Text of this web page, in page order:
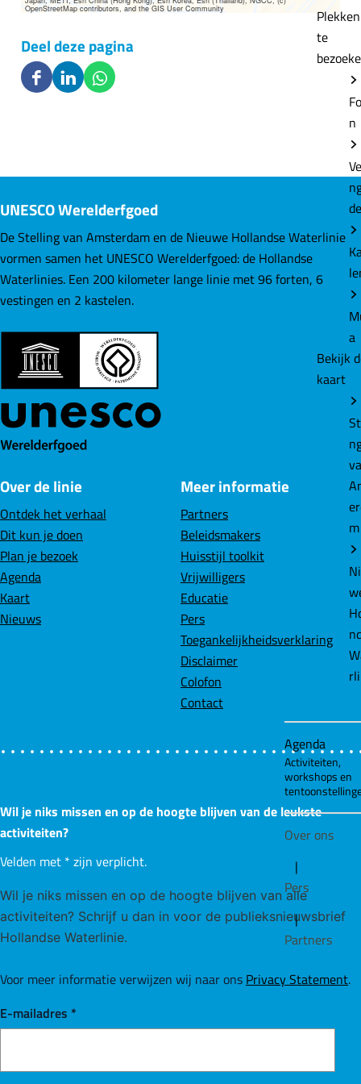
te
n
a
Bekijk
kaart
m
Agenda
Activiteiten,
workshops en
Over ons
|
Pers
|
Partners
OpenStreetMap contributors, and the GIS User Community
Deel deze pagina
D
z
e
p
a
g
n
a
o
p
F
a
e
b
o
o
k
D
z
e
p
a
g
n
p
L
i
k
d
I
n
D
z
e
p
a
g
n
a
o
p
W
A
UNESCO Werelderfgoed
De Stelling van Amsterdam en de Nieuwe Hollandse Waterlinie
vormen samen het UNESCO Werelderfgoed: de Hollandse
Waterlinies. Een 200 kilometer lange linie met 96 forten, 6
vestingen en 2 kastelen.
Over de linie
Ontdek het verhaal
Dit kun je doen
Plan je bezoek
Agenda
Kaart
Nieuws
Meer informatie
Partners
Beleidsmakers
Huisstijl toolkit
Vrijwilligers
Educatie
Pers
Toegankelijkheidsverklaring
Disclaimer
Colofon
Contact
Wil je niks missen en op de hoogte blijven van de leukste
activiteiten?
Velden met * zijn verplicht.
Wil je niks missen en op de hoogte blijven van alle
activiteiten? Schrijf u dan in voor de publieksnieuwsbrief
Hollandse Waterlinie.
Voor meer informatie verwijzen wij naar ons Privacy Statement.
E-mailadres *